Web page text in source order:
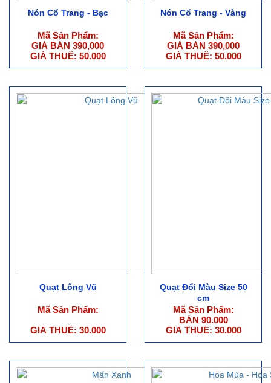
Nón Cổ Trang - Bạc
Mã Sản Phẩm:
GIÁ BÁN 390,000
GIÁ THUÊ: 50.000
Nón Cổ Trang - Vàng
Mã Sản Phẩm:
GIÁ BÁN 390,000
GIÁ THUÊ: 50.000
Quạt Lông Vũ
Mã Sản Phẩm:
GIÁ THUÊ: 30.000
Quạt Đổi Màu Size 50
cm
Mã Sản Phẩm:
BÁN 90.000
GIÁ THUÊ: 30.000